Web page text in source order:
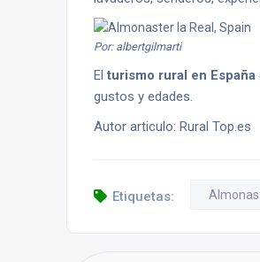
Por: albertgilmarti
Elturismo rural en España
gustos y edades.
Autor articulo: Rural Top.es
Etiquetas: